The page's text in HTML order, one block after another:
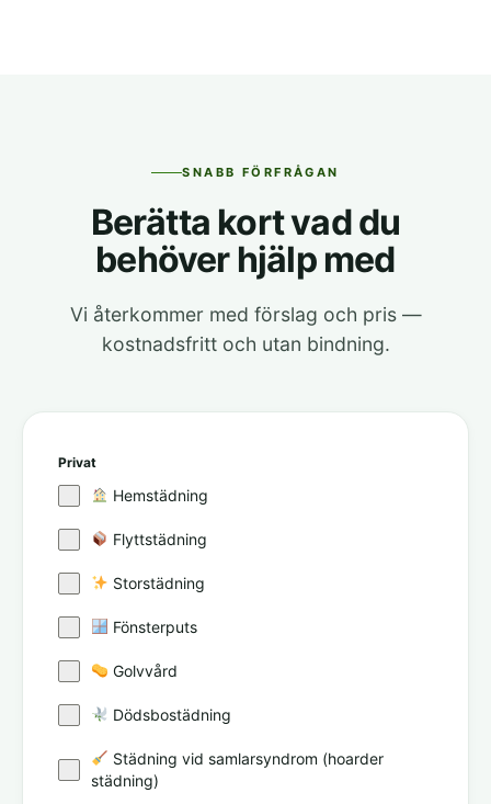
SNABB FÖRFRÅGAN
Berätta kort vad du
behöver hjälp med
Vi återkommer med förslag och pris —
kostnadsfritt och utan bindning.
Privat
Hemstädning
Flyttstädning
Storstädning
Fönsterputs
Golvvård
Dödsbostädning
Städning vid samlarsyndrom (hoarder
städning)